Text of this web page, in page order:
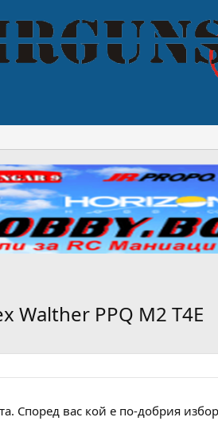
Walther PPQ M2 T4E
Според вас кой е по-добрия